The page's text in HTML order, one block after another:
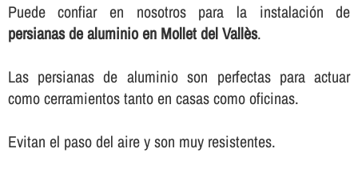
Puede confiar en nosotros para la instalación de
persianas de aluminio en Mollet del Vallès.
Las persianas de aluminio son perfectas para actuar
como cerramientos tanto en casas como oficinas.
Evitan el paso del aire y son muy resistentes.